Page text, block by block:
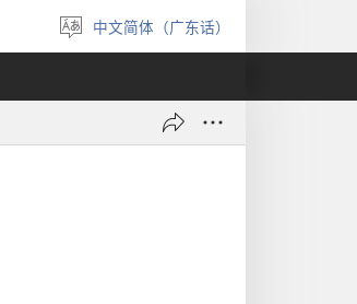
选
择
言
中文简体（广东话）